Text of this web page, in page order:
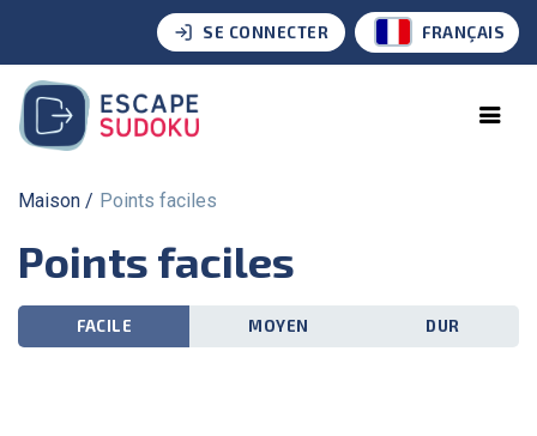
SE CONNECTER FRANÇAIS
Maison Points faciles
Points faciles
FACILE MOYEN DUR